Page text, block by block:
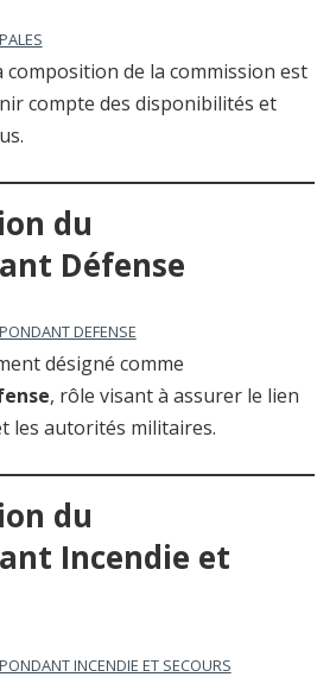
composition de la commission est
compte des disponibilités et
du
Défense
DEFENSE
désigné comme
, rôle visant à assurer le lien
les autorités militaires.
du
Incendie et
INCENDIE ET SECOURS